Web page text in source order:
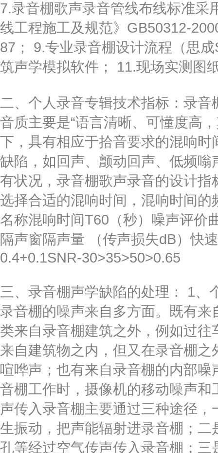
7.录音棚歌声录音管线布线标准采
线工程施工及规范》GB50312-
87； 9.专业录音棚设计流程（思
筑声学模拟软件； 11.现场实测图
二、个人录音专辑技术指标：录
音质主要是“语言清晰、可懂度高
下，具有相应于拾音要求的混响
缺陷，如回声、颤动回声、低频
有状况，录音棚歌声录音的设计
选择合适的混响时间，混响时间
名称混响时间T60（秒）噪声评价
隔声窗隔声量 （传声损失dB）快
0.4+0.1SNR-30>35>50>0.65
三、录音棚声学缺陷的处理： 1、
录音棚的噪声来自多方面。既有
类来自录音棚建筑之外，例如过
来自建筑物之内，但又在录音棚
喧哗声；也有来自录音棚的内部
音棚工作时，摄像机的移动噪声
声传入录音棚主要通过三种途径
生振动，把声能辐射进录音棚；
孔等经过空气传声传入录音棚；